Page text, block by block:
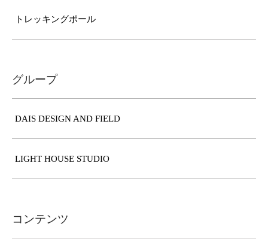
トレッキングポール
グループ
DAIS DESIGN AND FIELD
LIGHT HOUSE STUDIO
コンテンツ